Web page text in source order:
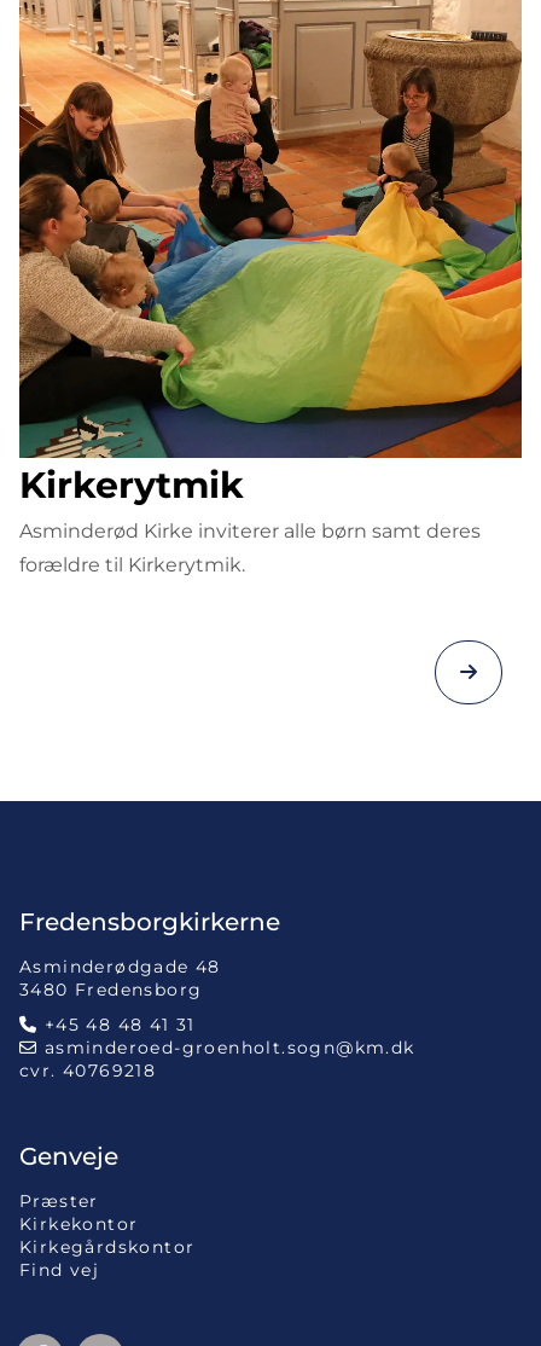
Kirkerytmik
Asminderød Kirke inviterer alle børn samt deres
forældre til Kirkerytmik.
Fredensborgkirkerne
Asminderødgade 48
3480 Fredensborg
 +45 48 48 41 31
 asminderoed-groenholt.sogn@km.dk
cvr. 40769218
Genveje
Præster
Kirkekontor
Kirkegårdskontor
Find vej